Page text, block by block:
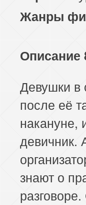
Жанры
Описание
Девушки
после её
девичник.
знают о